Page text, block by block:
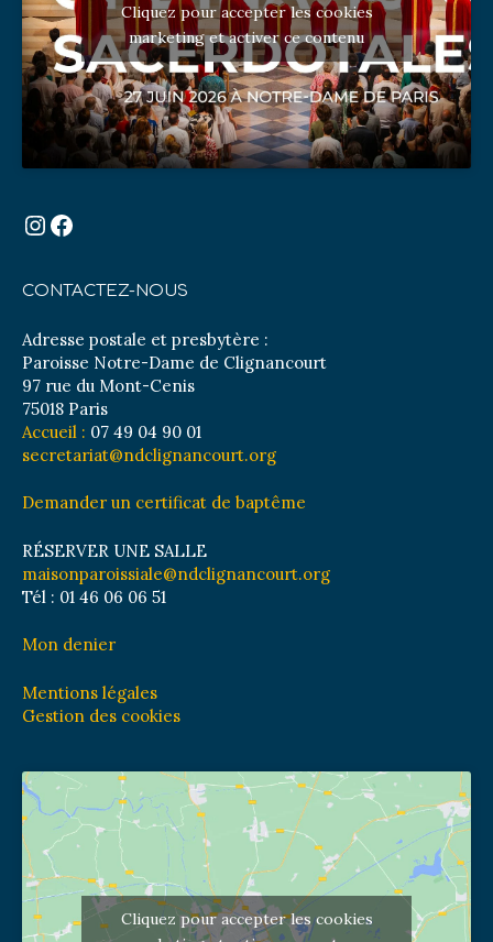
Cliquez pour accepter les cookies
marketing et activer ce contenu
Instagram
Facebook
CONTACTEZ-NOUS
Adresse postale et presbytère :
Paroisse Notre-Dame de Clignancourt
97 rue du Mont-Cenis
75018 Paris
Accueil : 07 49 04 90 01
secretariat@ndclignancourt.org
Demander un certificat de baptême
RÉSERVER UNE SALLE
maisonparoissiale@ndclignancourt.org
Tél : 01 46 06 06 51
Mon denier
Mentions légales
Gestion des cookies
Cliquez pour accepter les cookies